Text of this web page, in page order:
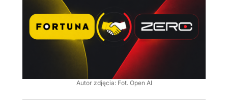
Autor zdjęcia: Fot. Open AI